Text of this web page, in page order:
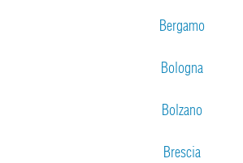
Bergamo
Bologna
Bolzano
Brescia